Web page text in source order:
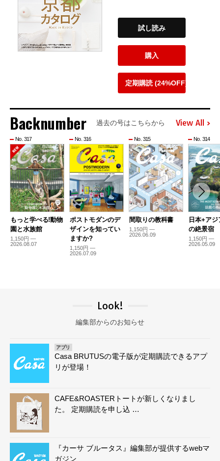
試し読み
購入
定期購読 (24%OFF)
Backnumber 過去の号はこちらから View All
No. 317
もっと学べる!動物
園と水族館
1,150円 —
2026.08.07
No. 316
ポストモダンのデ
ザインを知ってい
ますか?
1,150円 —
2026.07.09
No. 315
間取りの教科書
1,150円 —
2026.06.09
No. 314
日本+アジ
の絶景宿
1,150円 —
2026.05.09
Look!
編集部からのお知らせ
アプリ
Casa BRUTUSの電子版が定期購読できるアプ
リが登場！
CAFE&ROASTERトートが新しくなりまし
た。 定期購読を申し込 …
『カーサ ブルータス』編集部が提供するwebマ
ガジン